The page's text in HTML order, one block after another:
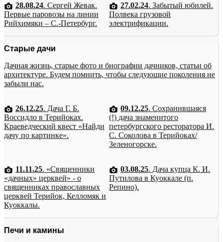
28.08.24. Сергей Жевак.
Первые паровозы на линии
Рийхимяки – С.-Петербург.
27.02.24. Забытый юбилей.
Полвека грузовой
электрификации.
Старые дачи
Дачная жизнь, старые фото и биографии дачников, статьи об
архитектуре. Будем помнить, чтобы следующие поколения не
забыли нас.
26.12.25. Дача Г. Б.
Воссидло в Терийоках.
Краеведческий квест «Найди
дачу по картинке».
09.12.25. Сохранившаяся
(!) дача знаменитого
петербургского ресторатора И.
С. Соколова в Терийоках/
Зеленогорске.
11.11.25. «Священники
«дачных» церквей» - о
священниках православных
церквей Терийок, Келломяк и
Куоккалы.
03.08.25. Дача купца К. И.
Путилова в Куоккале (п.
Репино).
Печи и камины